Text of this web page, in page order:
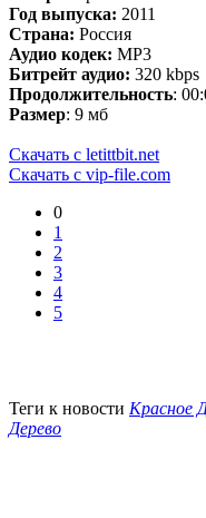
Год выпуска: 2011
Страна: Россия
Аудио кодек: MP3
Битрейт аудио: 320 kbps
Продолжительность:
Размер: 9 мб
Скачать с letittbit.net
Скачать с vip-file.com
0
1
2
3
4
5
Теги к новости Красное
Дерево